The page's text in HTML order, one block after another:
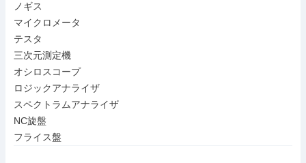
ノギス
マイクロメータ
テスタ
三次元測定機
オシロスコープ
ロジックアナライザ
スペクトラムアナライザ
NC旋盤
フライス盤